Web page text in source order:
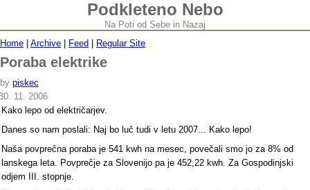
Podkleteno Nebo
Na Poti od Sebe in Nazaj
Home
Archive Feed Regular Site
Poraba elektrike
by piskec
11. 2006
Kako lepo od električarjev.
Danes so nam poslali: Naj bo luč tudi v letu 2007... Kako lepo!
Naša povprečna poraba je 541 kwh na mesec, povečali smo jo za 8% od
lanskega leta. Povprečje za Slovenijo pa je 452,22 kwh. Za Gospodinjski
odjem III. stopnje.